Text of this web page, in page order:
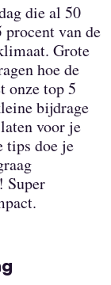
die al 50
procent van de
Grote
hoe de
onze top 5
bijdrage
voor je
tips doe je
Super